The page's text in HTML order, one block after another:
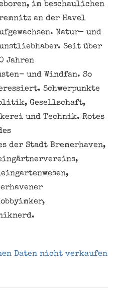
im beschaulichen
an der Havel
Natur- und
Seit über
Jahren
und Windfan. So
Schwerpunkte
Gesellschaft,
und Technik. Rotes
der Stadt Bremerhaven,
Daten nicht verkaufen